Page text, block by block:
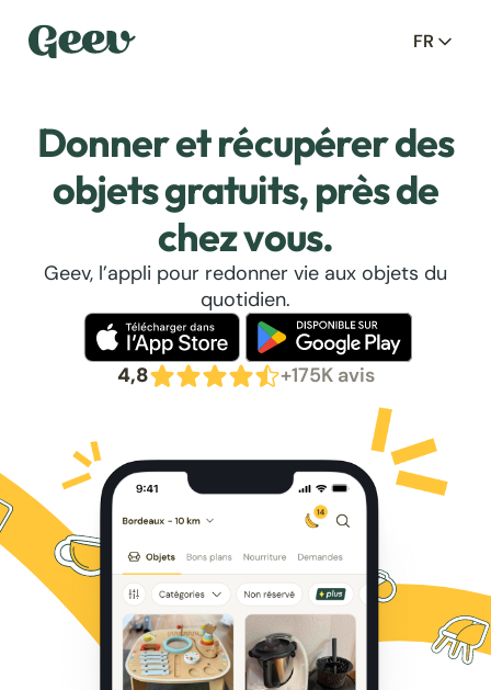
FR
Donner et récupérer des
objets gratuits, près de
chez vous.
Geev, l’appli pour redonner vie aux objets du
quotidien.
4,8 +175K avis